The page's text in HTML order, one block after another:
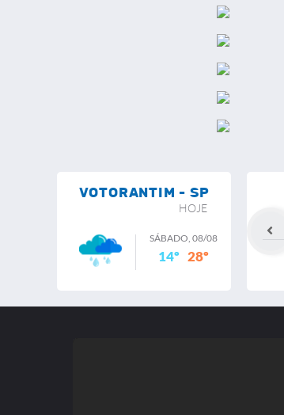
VOTORANTIM - SP
HOJE
SÁBADO, 08/08
14º 28º